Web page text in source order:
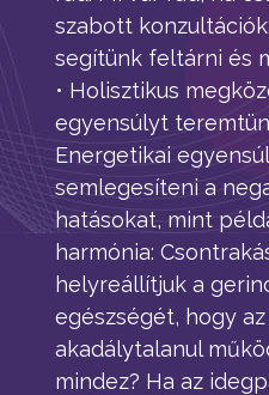
szabott
segítünk feltárni és
• Holisztikus
egyensúlyt
Energetikai
semlegesíteni a
hatásokat, mint
harmónia:
helyreállítjuk a
egészségét, hogy
akadálytalanul
mindez? Ha az